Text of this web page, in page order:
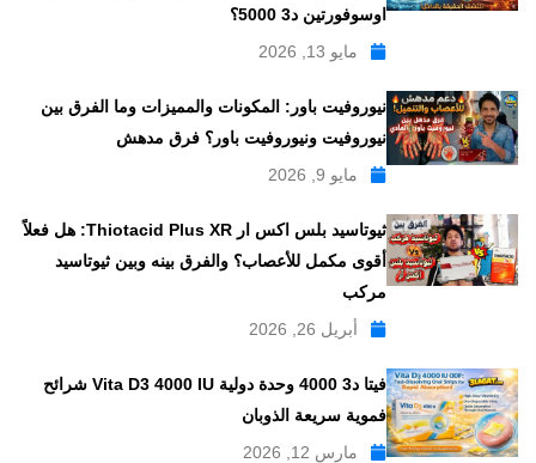
اوسوفورتين د3 5000؟
مايو 13, 2026
نيوروفيت باور: المكونات والمميزات وما الفرق بين
نيوروفيت ونيوروفيت باور؟ فرق مدهش
مايو 9, 2026
ثيوتاسيد بلس اكس ار Thiotacid Plus XR: هل فعلاً
أقوى مكمل للأعصاب؟ والفرق بينه وبين ثيوتاسيد
مركب
أبريل 26, 2026
فيتا د3 4000 وحدة دولية Vita D3 4000 IU شرائح
فموية سريعة الذوبان
مارس 12, 2026